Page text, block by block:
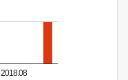
2018.08